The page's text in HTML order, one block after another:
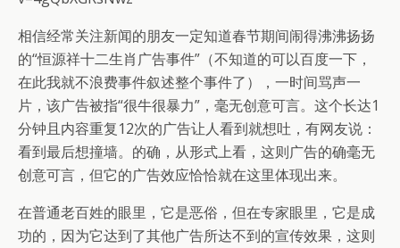
相信经常关注新闻的朋友一定知道春节期间闹得沸沸扬扬
的“恒源祥十二生肖广告事件”（不知道的可以百度一下，
在此我就不浪费事件叙述整个事件了），一时间骂声一
片，该广告被指“很牛很暴力”，毫无创意可言。这个长达1
分钟且内容重复12次的广告让人看到就想吐，有网友说：
看到最后想撞墙。的确，从形式上看，这则广告的确毫无
创意可言，但它的广告效应恰恰就在这里体现出来。
在普通老百姓的眼里，它是恶俗，但在专家眼里，它是成
功的，因为它达到了其他广告所达不到的宣传效果，这则